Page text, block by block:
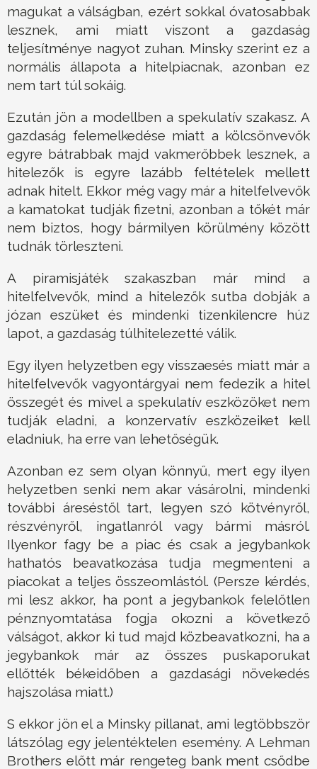
magukat a válságban, ezért sokkal óvatosabbak
lesznek, ami miatt viszont a gazdaság
teljesítménye nagyot zuhan. Minsky szerint ez a
normális állapota a hitelpiacnak, azonban ez
nem tart túl sokáig.
Ezután jön a modellben a spekulatív szakasz. A
gazdaság felemelkedése miatt a kölcsönvevők
egyre bátrabbak majd vakmerőbbek lesznek, a
hitelezők is egyre lazább feltételek mellett
adnak hitelt. Ekkor még vagy már a hitelfelvevők
a kamatokat tudják fizetni, azonban a tőkét már
nem biztos, hogy bármilyen körülmény között
tudnák törleszteni.
A piramisjáték szakaszban már mind a
hitelfelvevők, mind a hitelezők sutba dobják a
józan eszüket és mindenki tizenkilencre húz
lapot, a gazdaság túlhitelezetté válik.
Egy ilyen helyzetben egy visszaesés miatt már a
hitelfelvevők vagyontárgyai nem fedezik a hitel
összegét és mivel a spekulatív eszközöket nem
tudják eladni, a konzervatív eszközeiket kell
eladniuk, ha erre van lehetőségük.
Azonban ez sem olyan könnyű, mert egy ilyen
helyzetben senki nem akar vásárolni, mindenki
további áreséstől tart, legyen szó kötvényről,
részvényről, ingatlanról vagy bármi másról.
Ilyenkor fagy be a piac és csak a jegybankok
hathatós beavatkozása tudja megmenteni a
piacokat a teljes összeomlástól. (Persze kérdés,
mi lesz akkor, ha pont a jegybankok felelőtlen
pénznyomtatása fogja okozni a következő
válságot, akkor ki tud majd közbeavatkozni, ha a
jegybankok már az összes puskaporukat
ellőtték békeidőben a gazdasági növekedés
hajszolása miatt.)
S ekkor jön el a Minsky pillanat, ami legtöbbször
látszólag egy jelentéktelen esemény. A Lehman
Brothers előtt már rengeteg bank ment csődbe